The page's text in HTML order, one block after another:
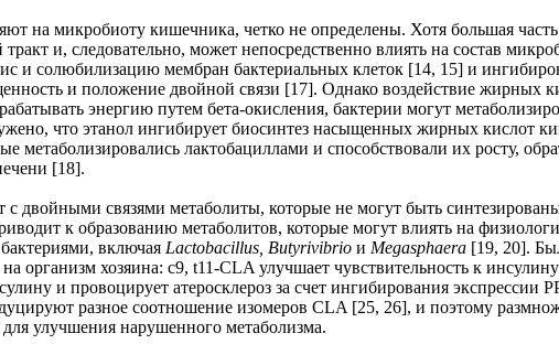
микробиоту кишечника, четко не определены. Хотя большая
и, следовательно, может непосредственно влиять на состав
и солюбилизацию мембран бактериальных клеток [14, 15] и
и положение двойной связи [17]. Однако воздействие жирных
энергию путем бета-окисления, бактерии могут
что этанол ингибирует биосинтез насыщенных жирных кислот
лактобациллами и способствовали их росту,
[18].
двойными связями метаболиты, которые не могут быть
к образованию метаболитов, которые могут влиять на
включая Lactobacillus, Butyrivibrio и Megasphaera [19, 20].
организм хозяина: c9, t11-CLA улучшает чувствительность к
и провоцирует атеросклероз за счет ингибирования
разное соотношение изомеров CLA [25, 26], и поэтому
улучшения нарушенного метаболизма.